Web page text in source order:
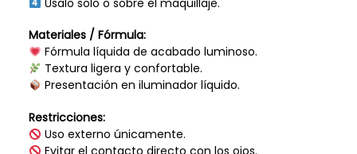
Materiales / Fórmula:
Fórmula líquida de acabado luminoso.
Textura ligera y confortable.
Presentación en iluminador líquido.
Restricciones:
Uso externo únicamente.